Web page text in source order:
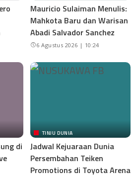
Mauricio Sulaiman Menulis:
Mahkota Baru dan Warisan
Abadi Salvador Sanchez
6 Agustus 2026 | 10:24
di
TINJU DUNIA
Jadwal Kejuaraan Dunia
Persembahan Teiken
Promotions di Toyota Arena